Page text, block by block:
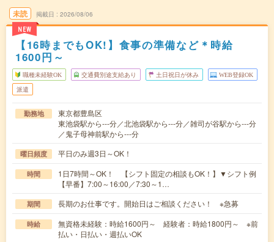
未読
NEW
掲載日 2026/08/06
【16時までもOK!】食事の準備など＊時給
1600円～
職種未経験OK 交通費別途支給あり 土日祝日が休み WEB登録OK
派遣
勤務地
東京都豊島区
東池袋駅から---分／北池袋駅から---分／雑司が谷駅から---分
／鬼子母神前駅から---分
曜日頻度 平日のみ週3日～OK！
時間
1日7時間～OK！ 【シフト固定の相談もOK！】▼シフト例
【早番】7:00～16:00／7:30～1…
期間 長期のお仕事です。開始日はご相談ください！ ※急募
時給
無資格未経験：時給1600円～ 経験者：時給1800円～ ※前
払い・日払い・週払いOK